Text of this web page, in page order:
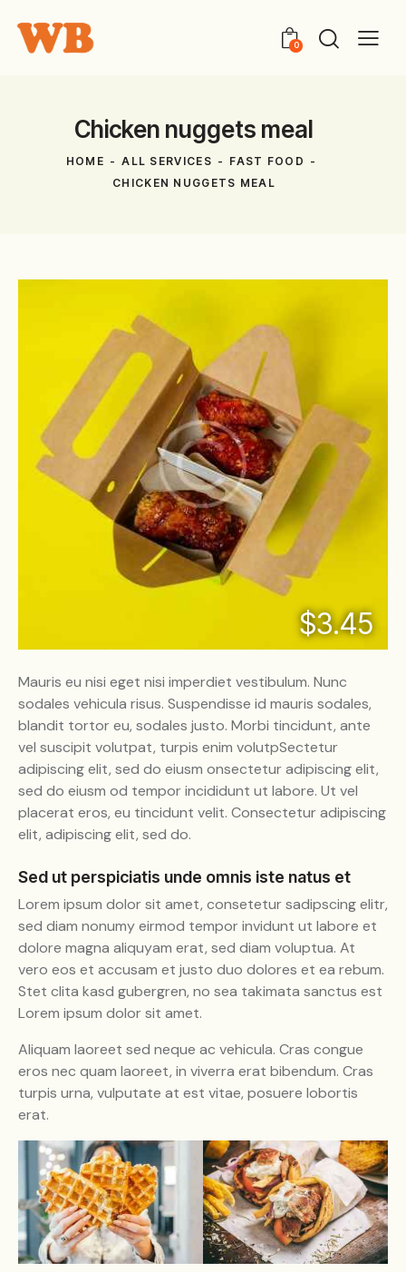
0
Chicken nuggets meal
HOME ALL SERVICES
FAST FOOD
CHICKEN NUGGETS MEAL
$3.45
Mauris eu nisi eget nisi imperdiet vestibulum. Nunc
sodales vehicula risus. Suspendisse id mauris sodales,
blandit tortor eu, sodales justo. Morbi tincidunt, ante
vel suscipit volutpat, turpis enim volutpSectetur
adipiscing elit, sed do eiusm onsectetur adipiscing elit,
sed do eiusm od tempor incididunt ut labore. Ut vel
placerat eros, eu tincidunt velit. Consectetur adipiscing
elit, adipiscing elit, sed do.
Sed ut perspiciatis unde omnis iste natus et
Lorem ipsum dolor sit amet, consetetur sadipscing elitr,
sed diam nonumy eirmod tempor invidunt ut labore et
dolore magna aliquyam erat, sed diam voluptua. At
vero eos et accusam et justo duo dolores et ea rebum.
Stet clita kasd gubergren, no sea takimata sanctus est
Lorem ipsum dolor sit amet.
Aliquam laoreet sed neque ac vehicula. Cras congue
eros nec quam laoreet, in viverra erat bibendum. Cras
turpis urna, vulputate at est vitae, posuere lobortis
erat.